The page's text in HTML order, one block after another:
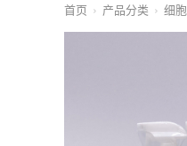
首页 产品分类 细